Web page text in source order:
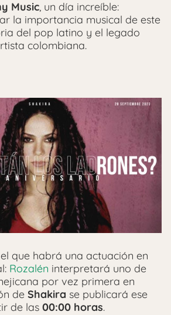
Music, un día increíble:
la importancia musical de este
del pop latino y el legado
colombiana.
que habrá una actuación en
Rozalén interpretará uno de
por vez primera en
de Shakira se publicará ese
de las 00:00 horas.